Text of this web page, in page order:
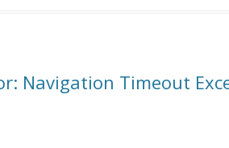
Navigation Timeout